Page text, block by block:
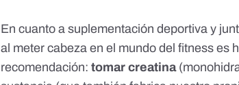
En cuanto a suplementación deportiva y
al meter cabeza en el mundo del fitness es
recomendación: tomar creatina